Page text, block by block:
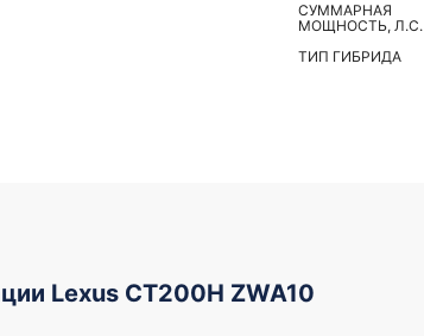
СУММАРНАЯ
МОЩНОСТЬ, Л.С.
ТИП ГИБРИДА
Lexus CT200H ZWA10